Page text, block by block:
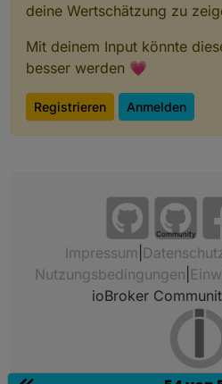
deine Wertschätzung zu
Mit deinem Input könnte
besser werden 💗
Registrieren Anmelden
Community
Impressum
Nutzungsbedingungen
ioBroker